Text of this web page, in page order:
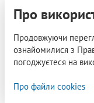
Про
Продовжуючи
ознайомилися з
погоджуєтеся на
Про файли cookies